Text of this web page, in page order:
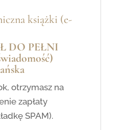
książki (e-
DO PEŁNI
otrzymasz na
zapłaty
SPAM).